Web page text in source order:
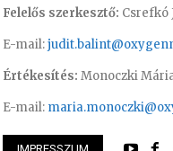
Felelős szerkesztő: Csrefkó
E-mail:
Értékesítés: Monoczki
E-mail: